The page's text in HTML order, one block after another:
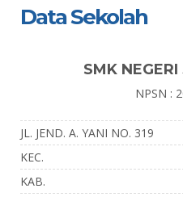
Data Sekolah
SMK
NPSN :
JL. JEND. A. YANI NO. 319
KEC.
KAB.